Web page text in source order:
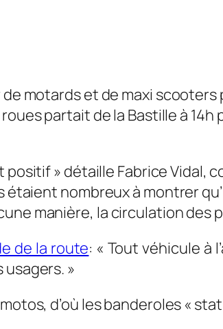
motards et de maxi
partait de la Bastille à 14h
positif »détaille Fabrice Vidal,
nombreux à montrer
manière, la circulation des
de la route: « Tout véhicule à
»
d’où les banderoles «